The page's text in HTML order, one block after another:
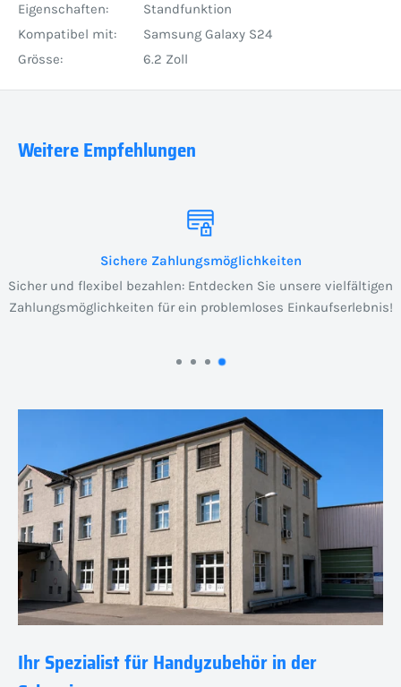
Eigenschaften:
Standfunktion
Kompatibel mit:
Samsung Galaxy S24
Grösse:
6.2 Zoll
Weitere Empfehlungen
Sichere Zahlungsmöglichkeiten
Sicher und flexibel bezahlen: Entdecken Sie unsere vielfältigen
Zahlungsmöglichkeiten für ein problemloses Einkaufserlebnis!
Ihr Spezialist für Handyzubehör in der